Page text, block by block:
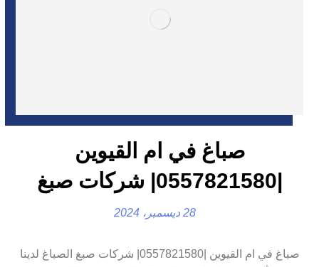
صباغ في ام القيوين
28 ديسمبر، 2024
صباغ في ام القيوين |0557821580| شركات صبغ الصباغ لدينا